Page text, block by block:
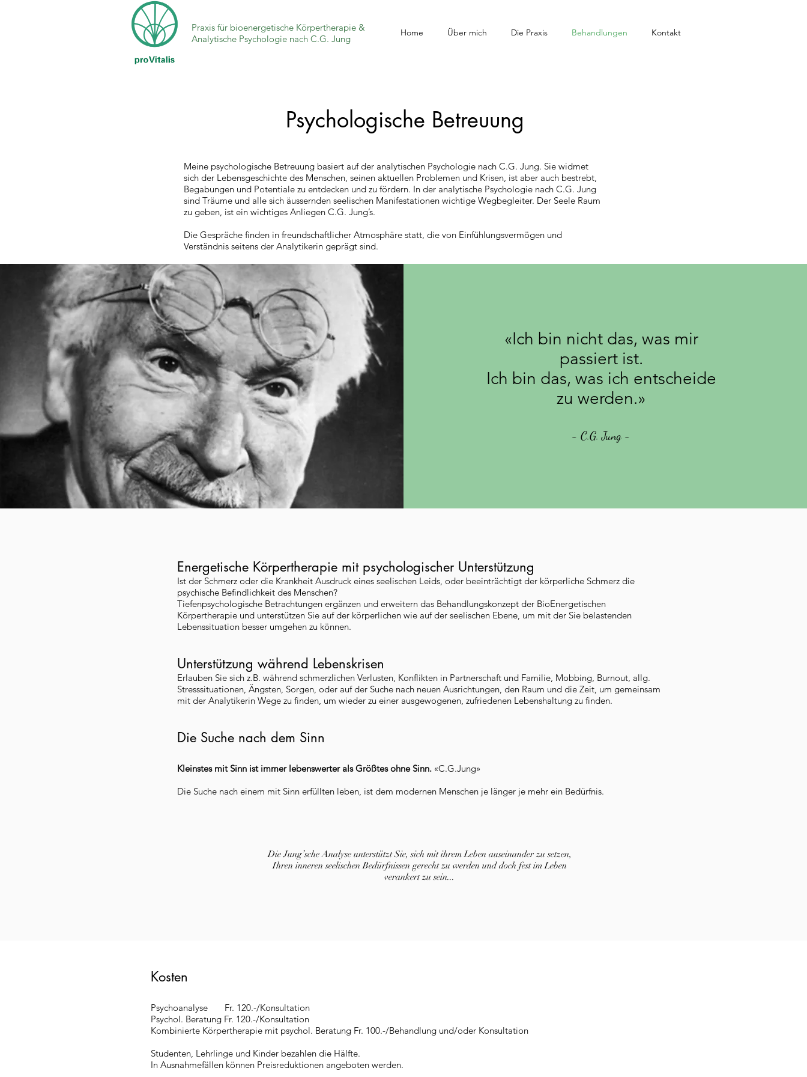
Praxis für bioenergetische Körpertherapie &
Analytische Psychologie nach C.G. Jung
Home Über mich Die Praxis Behandlungen Kontakt
Psychologische Betreuung
Meine psychologische Betreuung basiert auf der analytischen Psychologie nach C.G. Jung. Sie widmet
sich der Lebensgeschichte des Menschen, seinen aktuellen Problemen und Krisen, ist aber auch bestrebt,
Begabungen und Potentiale zu entdecken und zu fördern. In der analytische Psychologie nach C.G. Jung
sind Träume und alle sich äussernden seelischen Manifestationen wichtige Wegbegleiter. Der Seele Raum
zu geben, ist ein wichtiges Anliegen C.G. Jung’s.
Die Gespräche finden in freundschaftlicher Atmosphäre statt, die von Einfühlungsvermögen und
Verständnis seitens der Analytikerin geprägt sind.
«Ich bin nicht das, was mir
passiert ist.
Ich bin das, was ich entscheide
zu werden.»
- C.G. Jung -
Energetische Körpertherapie mit psychologischer Unterstützung
Ist der Schmerz oder die Krankheit Ausdruck eines seelischen Leids, oder beeinträchtigt der körperliche Schmerz die
psychische Befindlichkeit des Menschen?
Tiefenpsychologische Betrachtungen ergänzen und erweitern das Behandlungskonzept der BioEnergetischen
Körpertherapie und unterstützen Sie auf der körperlichen wie auf der seelischen Ebene, um mit der Sie belastenden
Lebenssituation besser umgehen zu können.
Unterstützung während Lebenskrisen
Erlauben Sie sich z.B. während schmerzlichen Verlusten, Konflikten in Partnerschaft und Familie, Mobbing, Burnout, allg.
Stresssituationen, Ängsten, Sorgen, oder auf der Suche nach neuen Ausrichtungen, den Raum und die Zeit, um gemeinsam
mit der Analytikerin Wege zu finden, um wieder zu einer ausgewogenen, zufriedenen Lebenshaltung zu finden.
Die Suche nach dem Sinn
Kleinstes mit Sinn ist immer lebenswerter als Größtes ohne Sinn. «C.G.Jung»
Die Suche nach einem mit Sinn erfüllten leben, ist dem modernen Menschen je länger je mehr ein Bedürfnis.
Die Jung’sche Analyse unterstützt Sie, sich mit ihrem Leben auseinander zu setzen,
Ihren inneren seelischen Bedürfnissen gerecht zu werden und doch fest im Leben
verankert zu sein...
Kosten
Psychoanalyse Fr. 120.-/Konsultation
Psychol. Beratung Fr. 120.-/Konsultation
Kombinierte Körpertherapie mit psychol. Beratung Fr. 100.-/Behandlung und/oder Konsultation​
Studenten, Lehrlinge und Kinder bezahlen die Hälfte.
In Ausnahmefällen können Preisreduktionen angeboten werden.